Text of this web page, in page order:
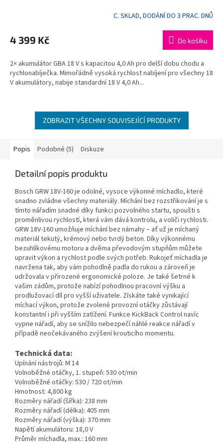
C. SKLAD, DODÁNÍ DO 3 PRAC. DNŮ
4 399 Kč Do košíku
2× akumulátor GBA 18 V s kapacitou 4,0 Ah pro delší dobu chodu a
rychlonabíječka. Mimořádně vysoká rychlost nabíjení pro všechny 18
V akumulátory, nabije standardní 18 V 4,0 Ah...
ZOBRAZIT VŠECHNY SOUVISEJÍCÍ PRODUKTY
Popis Podobné (5) Diskuze
Detailní popis produktu
Bosch GRW 18V-160 je odolné, vysoce výkonné míchadlo, které
snadno zvládne všechny materiály. Míchání bez rozstřikování je s
tímto nářadím snadné díky funkci pozvolného startu, spoušti s
proměnlivou rychlostí, která vám dává kontrolu, a voliči rychlosti.
GRW 18V-160 umožňuje míchání bez námahy – ať už je míchaný
materiál tekutý, krémový nebo tvrdý beton. Díky výkonnému
bezuhlíkovému motoru a dvěma převodovým stupňům můžete
upravit výkon a rychlost podle svých potřeb. Rukojeť míchadla je
navržena tak, aby vám pohodlně padla do rukou a zároveň je
udržovala v přirozené ergonomické poloze. Je také šetrné k
vašim zádům, protože nabízí pohodlnou pracovní výšku a
prodlužovací díl pro vyšší uživatele. Získáte také vynikající
míchací výkon, protože zvolené provozní otáčky zůstávají
konstantní i při vyšším zatížení. Funkce KickBack Control navíc
vypne nářadí, aby se snížilo nebezpečí náhlé reakce nářadí v
případě neočekávaného zvýšení krouticího momentu.
Technická data:
Upínání nástrojů: M 14
Volnoběžné otáčky, 1. stupeň: 530 ot/min
Volnoběžné otáčky: 530 / 720 ot/min
Hmotnost: 4,800 kg
Rozměry nářadí (šířka): 238 mm
Rozměry nářadí (délka): 405 mm
Rozměry nářadí (výška): 370 mm
Napětí akumulátoru: 18,0 V
Průměr míchadla, max.: 160 mm